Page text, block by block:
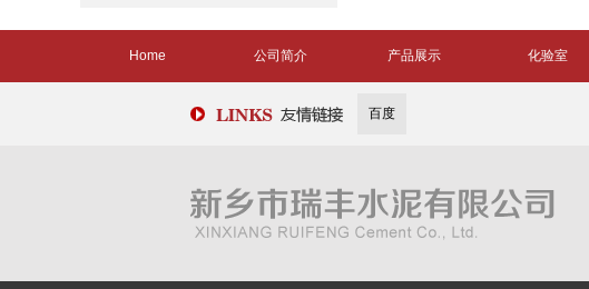
Home 公司简介 产品展示 化验室
百度